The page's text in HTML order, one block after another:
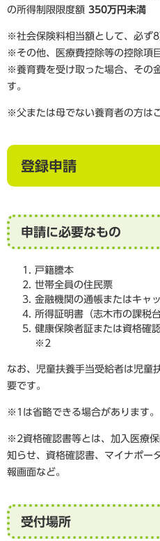
の所得制限限度額 350万円未満
※社会保険料相当額として、必ず8
※その他、医療費控除等の控除項
※養育費を受け取った場合、その
す。
※父または母でない養育者の方は
登録申請
申請に必要なもの
戸籍謄本
世帯全員の住民票
金融機関の通帳またはキャ
所得証明書（志木市の課税
健康保険者証または資格確
※2
なお、児童扶養手当受給者は児童
要です。
※1は省略できる場合があります。
※2資格確認書等とは、加入医療
知らせ、資格確認書、マイナポー
報画面など。
受付場所